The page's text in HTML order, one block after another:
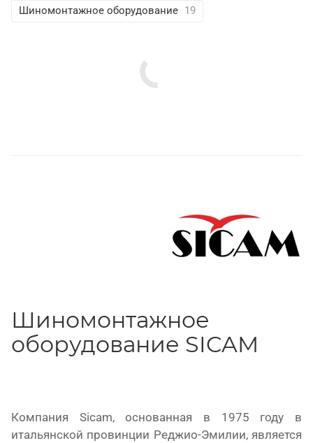
Шиномонтажное оборудование 19
Шиномонтажное
оборудование SICAM
Компания Sicam, основанная в 1975 году в
итальянской провинции Реджио-Эмилии, является